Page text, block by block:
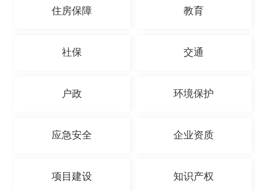
住房保障 教育
社保 交通
户政 环境保护
应急安全 企业资质
项目建设 知识产权